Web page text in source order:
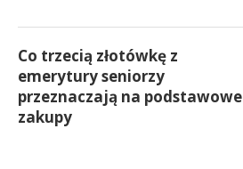
Co trzecią złotówkę z
emerytury seniorzy
przeznaczają na podstawowe
zakupy